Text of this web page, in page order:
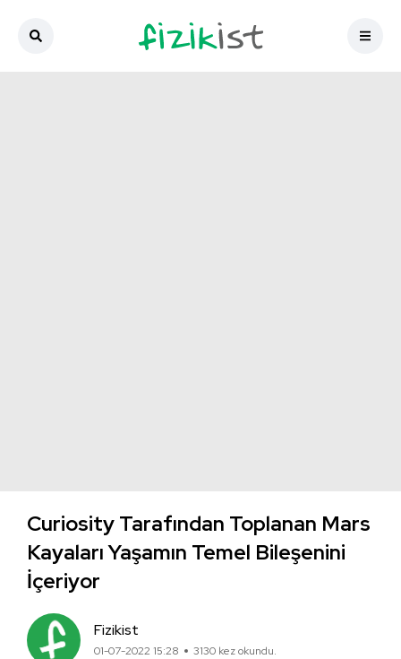
Curiosity Tarafından Toplanan Mars
Kayaları Yaşamın Temel Bileşenini
İçeriyor
Fizikist
01-07-2022 15:28 3130 kez okundu.